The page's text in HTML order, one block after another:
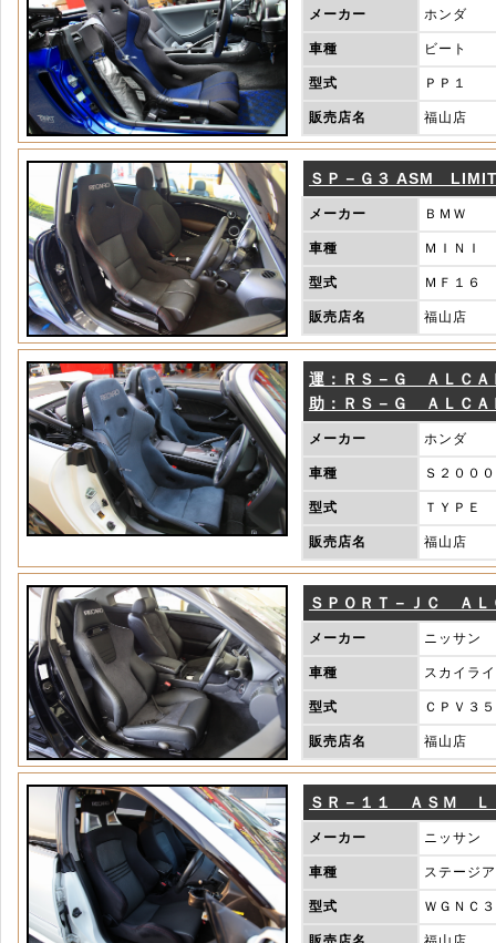
メーカー ホンダ
車種 ビート
型式 ＰＰ１
販売店名 福山店
ＳＰ－Ｇ３ ASM
メーカー ＢＭＷ
車種 ＭＩＮＩ
型式 ＭＦ１６
販売店名 福山店
運：ＲＳ－Ｇ ＡＬＣ
助：ＲＳ－Ｇ ＡＬＣ
メーカー ホンダ
車種 Ｓ２０００
型式 ＴＹＰＥ
販売店名 福山店
ＳＰＯＲＴ－ＪＣ ＡＬ
メーカー ニッサン
車種 スカイラ
型式 ＣＰＶ３５
販売店名 福山店
ＳＲ－１１ ＡＳＭ Ｌ
メーカー ニッサン
車種 ステージア
型式 ＷＧＮＣ